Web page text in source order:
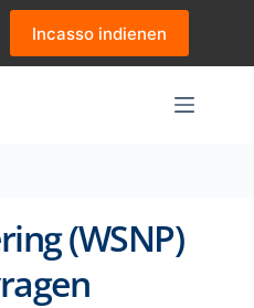
Incasso indienen
(WSNP)